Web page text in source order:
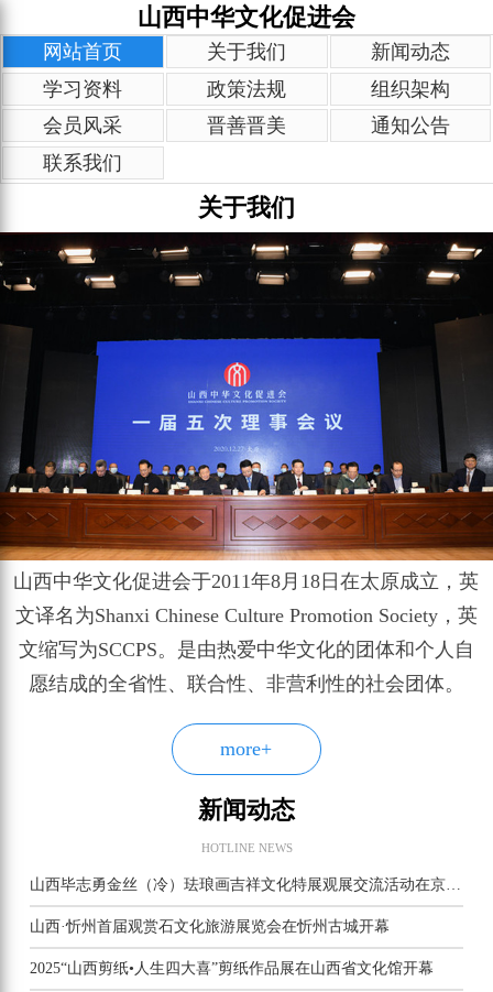
山西中华文化促进会
网站首页 关于我们
新闻动态
学习资料
政策法规
组织架构
会员风采
晋善晋美
通知公告
联系我们
关于我们
山西中华文化促进会于2011年8月18日在太原成立，英
文译名为Shanxi Chinese Culture Promotion Society，英
文缩写为SCCPS。是由热爱中华文化的团体和个人自
愿结成的全省性、联合性、非营利性的社会团体。
more+
新闻动态
HOTLINE NEWS
山西毕志勇金丝（冷）珐琅画吉祥文化特展观展交流活动在京举行
山西·忻州首届观赏石文化旅游展览会在忻州古城开幕
2025“山西剪纸•人生四大喜”剪纸作品展在山西省文化馆开幕